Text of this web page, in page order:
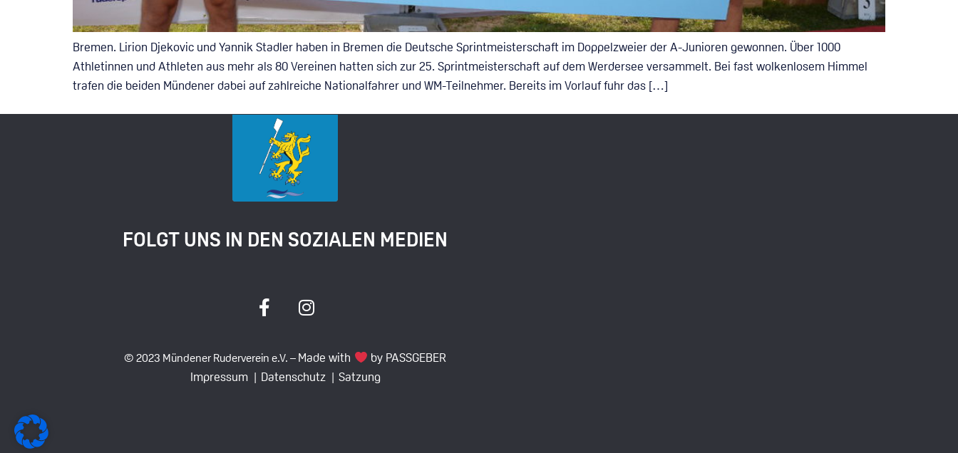
Bremen. Lirion Djekovic und Yannik Stadler haben in Bremen die Deutsche Sprintmeisterschaft im Doppelzweier der A-Junioren gewonnen. Über 1000
Athletinnen und Athleten aus mehr als 80 Vereinen hatten sich zur 25. Sprintmeisterschaft auf dem Werdersee versammelt. Bei fast wolkenlosem Himmel
trafen die beiden Mündener dabei auf zahlreiche Nationalfahrer und WM-Teilnehmer. Bereits im Vorlauf fuhr das […]
FOLGT UNS IN DEN SOZIALEN MEDIEN
© 2023 Mündener Ruderverein e.V. –Made with
by PASSGEBER
Impressum | Datenschutz | Satzung